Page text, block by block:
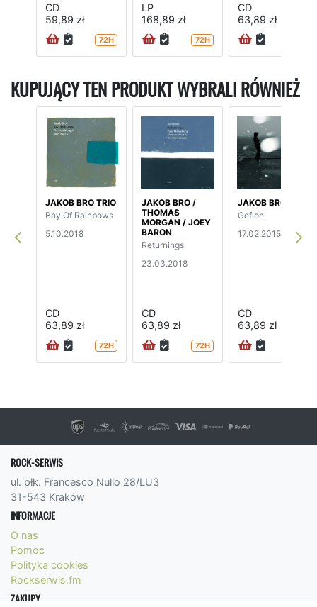
CD
59,89 zł
72H
LP
168,89 zł
72H
CD
63,89 zł
KUPUJĄCY TEN PRODUKT WYBRALI RÓWNIEŻ
JAKOB BRO TRIO
Bay Of Rainbows
5.10.2018
CD
63,89 zł
72H
JAKOB BRO /
THOMAS
MORGAN / JOEY
BARON
Returnings
23.03.2018
CD
63,89 zł
72H
JAKOB BRO TRIO
Gefion
17.02.2015
CD
63,89 zł
ROCK-SERWIS
ul. płk. Francesco Nullo 28/LU3
31-543 Kraków
INFORMACJE
O nas
Pomoc
Polityka cookies
Rockserwis.fm
ZAKUPY